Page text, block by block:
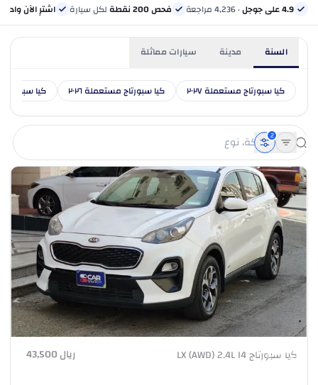
4.9 على جوجل · 4,236 مراجعة فحص 200 نقطة لكل سيارة اشترِ الآن
السنة مدينة سيارات مماثلة
كيا سبورتاج مستعملة ٢٠٢٧ كيا سبورتاج مستعملة ٢٠٢٦ كيا سبورتاج
2
كيا سبورتاج LX (AWD) 2.4L I4 ريال 43,500